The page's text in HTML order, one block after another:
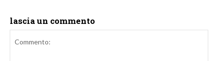
lascia un commento